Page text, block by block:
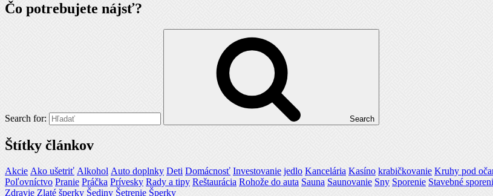
Čo potrebujete nájsť?
Search for: Search
Štítky článkov
Akcie Ako ušetriť Alkohol Auto doplnky Deti Domácnosť Investovanie jedlo Kancelária Kasíno krabičkovanie Kruhy pod
Poľovníctvo Pranie Práčka Prívesky Rady a tipy Reštaurácia Rohože do auta Sauna Saunovanie Sny Sporenie Stavebné
Zdravie Zlaté šperky Šediny Šetrenie Šperky